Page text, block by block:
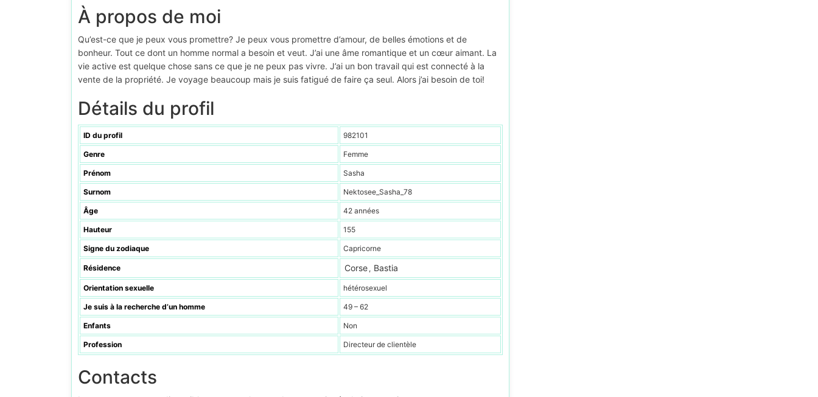
À propos de moi
Qu’est-ce que je peux vous promettre? Je peux vous promettre d’amour, de belles émotions et de
bonheur. Tout ce dont un homme normal a besoin et veut. J’ai une âme romantique et un cœur aimant. La
vie active est quelque chose sans ce que je ne peux pas vivre. J’ai un bon travail qui est connecté à la
vente de la propriété. Je voyage beaucoup mais je suis fatigué de faire ça seul. Alors j’ai besoin de toi!
Détails du profil
ID du profil 982101
Genre Femme
Prénom Sasha
Surnom Nektosee_Sasha_78
Âge 42 années
Hauteur 155
Signe du zodiaque Capricorne
Résidence Corse , Bastia
Orientation sexuelle hétérosexuel
Je suis à la recherche d’un homme 49 – 62
Enfants Non
Profession Directeur de clientèle
Contacts